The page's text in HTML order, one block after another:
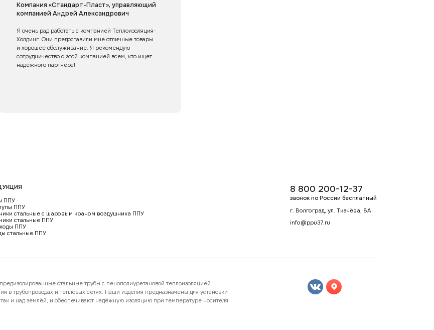
Компания «Стандарт-Пласт», управляющий
компанией Андрей Александрович
Я очень рад работать с компанией Теплоизоляция-
Холдинг. Они предоставили мне отличные товары
и хорошее обслуживание. Я рекомендую
сотрудничество с этой компанией всем, кто ищет
надёжного партнёра!
ППУ
ППУ
стальные с шаровым краном воздушника ППУ
стальные ППУ
ППУ
стальные ППУ
8 800 200-12-37
звонок по России бесплатный
г. Волгоград, ул. Ткачёва, 8А
info@ppu37.ru
стальные трубы с пенополиуретановой теплоизоляцией
в трубопроводах и тепловых сетях. Наши изделия предназначены для установки
и над землёй, и обеспечивают надёжную изоляцию при температуре носителя